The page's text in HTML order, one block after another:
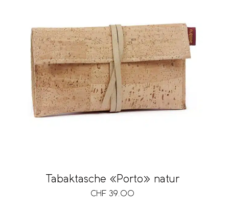
Tabaktasche «Porto» natur
CHF 39.00